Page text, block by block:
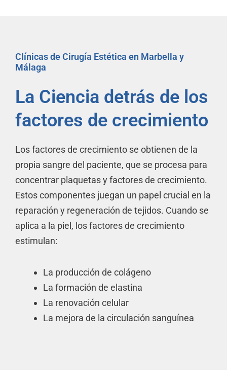
Clínicas de Cirugía Estética en Marbella y
Málaga
La Ciencia detrás de los
factores de crecimiento
Los factores de crecimiento se obtienen de la
propia sangre del paciente, que se procesa para
concentrar plaquetas y factores de crecimiento.
Estos componentes juegan un papel crucial en la
reparación y regeneración de tejidos. Cuando se
aplica a la piel, los factores de crecimiento
estimulan:
La producción de colágeno
La formación de elastina
La renovación celular
La mejora de la circulación sanguínea